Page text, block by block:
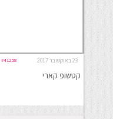
23 באוקטובר 2017 #41258
קטשופ קארי